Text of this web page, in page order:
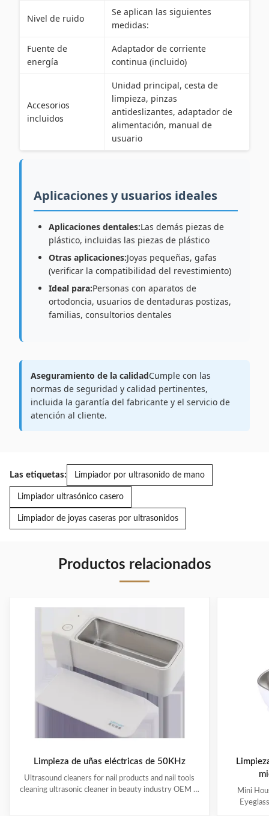
Nivel de ruido
Se aplican las siguientes
medidas:
Fuente de
energía
Adaptador de corriente
continua (incluido)
Accesorios
incluidos
Unidad principal, cesta de
limpieza, pinzas
antideslizantes, adaptador de
alimentación, manual de
usuario
Aplicaciones y usuarios ideales
Aplicaciones dentales:Las demás piezas de
plástico, incluidas las piezas de plástico
Otras aplicaciones:Joyas pequeñas, gafas
(verificar la compatibilidad del revestimiento)
Ideal para:Personas con aparatos de
ortodoncia, usuarios de dentaduras postizas,
familias, consultorios dentales
Aseguramiento de la calidadCumple con las
normas de seguridad y calidad pertinentes,
incluida la garantía del fabricante y el servicio de
atención al cliente.
Las etiquetas: Limpiador por ultrasonido de mano
Limpiador ultrasónico casero
Limpiador de joyas caseras por ultrasonidos
Productos relacionados
Limpieza de uñas eléctricas de 50KHz
Ultrasound cleaners for nail products and nail tools
cleaning ultrasonic cleaner in beauty industry OEM &
Mini